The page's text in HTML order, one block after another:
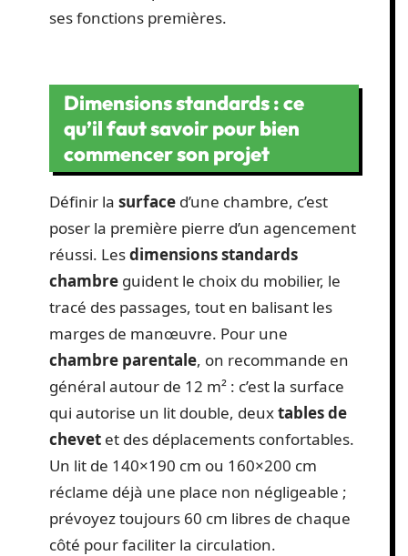
ses fonctions premières.
Dimensions standards : ce
qu’il faut savoir pour bien
commencer son projet
Définir la surface d’une chambre, c’est
poser la première pierre d’un agencement
réussi. Lesdimensions standards
chambre guident le choix du mobilier, le
tracé des passages, tout en balisant les
marges de manœuvre. Pour une
chambre parentale, on recommande en
général autour de 12 m² : c’est la surface
qui autorise un lit double, deuxtables de
chevet et des déplacements confortables.
Un lit de 140×190 cm ou 160×200 cm
réclame déjà une place non négligeable ;
prévoyez toujours 60 cm libres de chaque
côté pour faciliter la circulation.